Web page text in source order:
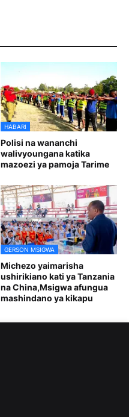
HABARI
Polisi na wananchi
walivyoungana katika
mazoezi ya pamoja Tarime
GERSON MSIGWA
Michezo yaimarisha
ushirikiano kati ya Tanzania
na China,Msigwa afungua
mashindano ya kikapu